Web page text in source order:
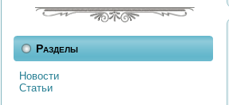
Разделы
Новости
Статьи